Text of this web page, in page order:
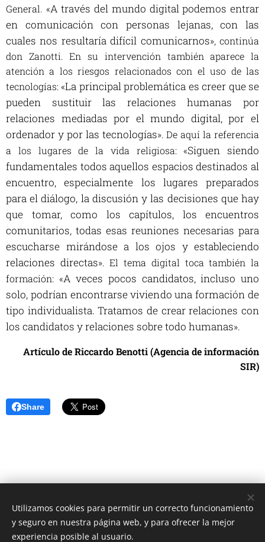
General. «A través del mundo digital podemos entrar
en comunicación con personas lejanas, con las
cuales nos resultaría difícil comunicarnos», continúa
don Zanotti. En su intervención también aparece la
atención a los riesgos relacionados con el uso de las
tecnologías: «La principal problemática es creer que se
pueden sustituir las relaciones humanas por
relaciones mediadas por el mundo digital, por el
ordenador y por las tecnologías». De aquí la referencia
a los lugares de la vida religiosa: «Siguen siendo
fundamentales todos aquellos espacios destinados al
encuentro, especialmente los lugares preparados
para el diálogo, la discusión y las decisiones que hay
que tomar, como los capítulos, los encuentros
comunitarios, todas esas reuniones necesarias para
escucharse mirándose a los ojos y estableciendo
relaciones directas». El tema digital toca también la
formación: «A veces pocos candidatos, incluso uno
solo, podrían encontrarse viviendo una formación de
tipo individualista. Tratamos de crear relaciones con
los candidatos y relaciones sobre todo humanas».
Artículo de Riccardo Benotti (Agencia de información
SIR)
Share
Unione Superiori Generali - Via dei Penitenzieri 19 -00193 ROMA
Cookies
Utilizamos cookies para permitir un correcto funcionamiento
y seguro en nuestra página web, y para ofrecer la mejor
experiencia posible al usuario.